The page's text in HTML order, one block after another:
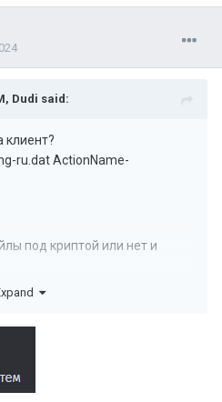
Dudi said:
клиент?
ru.dat ActionName-
под криптой или нет и